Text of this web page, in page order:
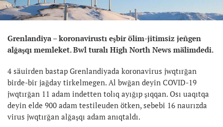
Grenlandiya – koronavirustı eşbir ölim-jitimsiz jeñgen
alğaşqı memleket. Bwl turalı High North News mälimdedi.
4 säuirden bastap Grenlandiyada koronavirus jwqtırğan
birde-bir jağday tirkelmegen. Al bwğan deyin COVID-19
jwqtırğan 11 adam indetten tolıq ayığıp şıqqan. Osı uaqıtqa
deyin elde 900 adam testileuden ötken, sebebi 16 naurızda
virus jwqtırğan alğaşqı adam anıqtaldı.